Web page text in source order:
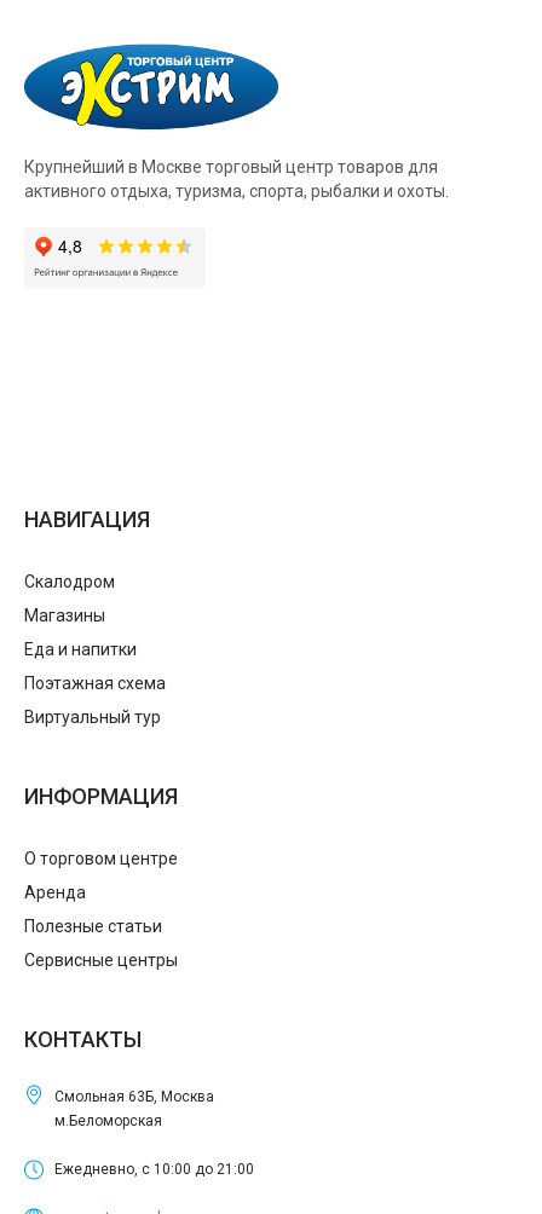
Крупнейший в Москве торговый центр товаров для
активного отдыха, туризма, спорта, рыбалки и охоты.
НАВИГАЦИЯ
Скалодром
Магазины
Еда и напитки
Поэтажная схема
Виртуальный тур
ИНФОРМАЦИЯ
О торговом центре
Аренда
Полезные статьи
Сервисные центры
КОНТАКТЫ
Смольная 63Б, Москва
м.Беломорская
Ежедневно, с 10:00 до 21:00